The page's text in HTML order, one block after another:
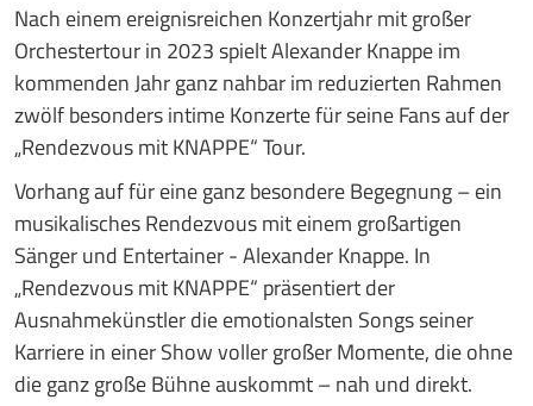
Nach einem ereignisreichen Konzertjahr mit großer
Orchestertour in 2023 spielt Alexander Knappe im
kommenden Jahr ganz nahbar im reduzierten Rahmen
zwölf besonders intime Konzerte für seine Fans auf der
„Rendezvous mit KNAPPE“ Tour.
Vorhang auf für eine ganz besondere Begegnung – ein
musikalisches Rendezvous mit einem großartigen
Sänger und Entertainer - Alexander Knappe. In
„Rendezvous mit KNAPPE“ präsentiert der
Ausnahmekünstler die emotionalsten Songs seiner
Karriere in einer Show voller großer Momente, die ohne
die ganz große Bühne auskommt – nah und direkt.